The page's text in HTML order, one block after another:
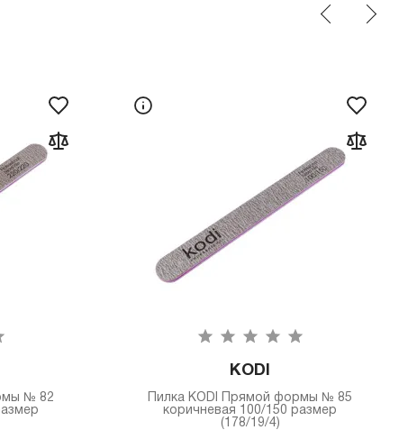
№ 82
KODI
Пилка КODI Прямой формы № 85
коричневая 100/150 размер
(178/19/4)